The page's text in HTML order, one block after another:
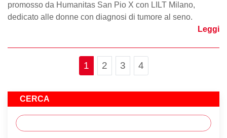
promosso da Humanitas San Pio X con LILT Milano,
dedicato alle donne con diagnosi di tumore al seno.
Leggi
Page navigation
Current Page
1 Page
2 Page
3 Page
4
CERCA